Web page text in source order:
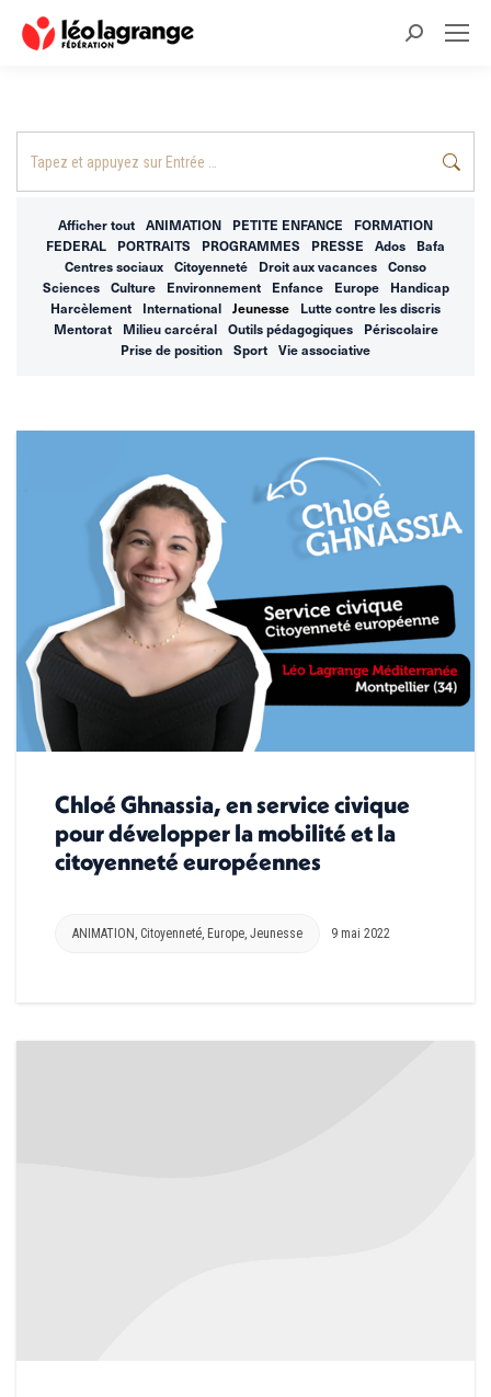
Recherche
Afficher tout ANIMATION PETITE ENFANCE
FORMATION
FEDERAL
PORTRAITS PROGRAMMES PRESSE Ados
Bafa
Centres sociaux
Citoyenneté Droit aux vacances
Conso
Sciences
Culture Environnement Enfance Europe
Handicap
Harcèlement
International Jeunesse
Lutte contre les discris
Mentorat
Milieu carcéral Outils pédagogiques
Périscolaire
Prise de position
Sport Vie associative
Chloé Ghnassia, en service civique
pour développer la mobilité et la
citoyenneté européennes
ANIMATION, Citoyenneté, Europe, Jeunesse 9 mai 2022